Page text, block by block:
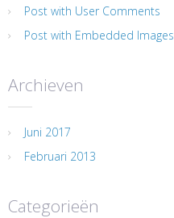
Post with User Comments
Post with Embedded Images
Archieven
Juni 2017
Februari 2013
Categorieën